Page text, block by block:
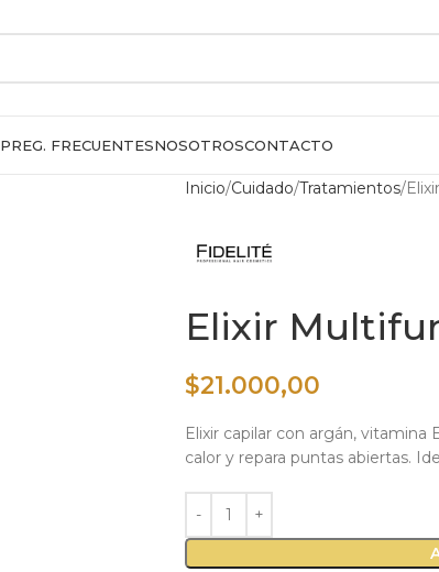
PREG. FRECUENTESNOSOTROSCONTACTO
Inicio Cuidado Tratamientos
Elixir
$21.000,00
Elixir capilar con argán, vitamina
calor y repara puntas abiertas.